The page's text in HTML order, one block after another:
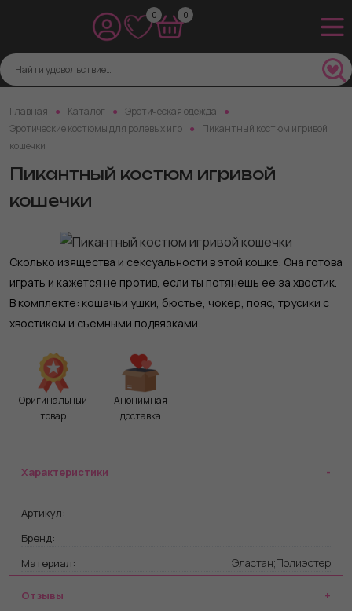
0 0
Главная Каталог
Эротическая одежда
Эротические костюмы для ролевых игр
Пикантный костюм игривой
кошечки
Пикантный костюм игривой
кошечки
Сколько изящества и сексуальности в этой кошке. Она готова
играть и кажется не против, если ты потянешь ее за хвостик.
В комплекте: кошачьи ушки, бюстье, чокер, пояс, трусики с
хвостиком и съемными подвязками.
Оригинальный
товар
Анонимная
доставка
Характеристики
Артикул:
Бренд:
Материал:
Эластан;Полиэстер
Отзывы